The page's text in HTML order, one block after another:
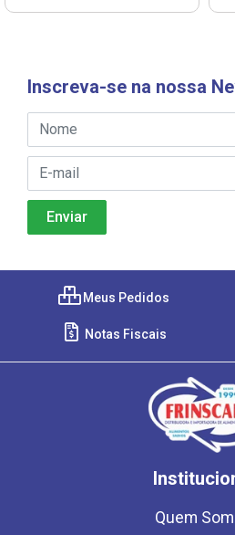
Inscreva-se na nossa
Meus Pedidos
Notas Fiscais
Quem